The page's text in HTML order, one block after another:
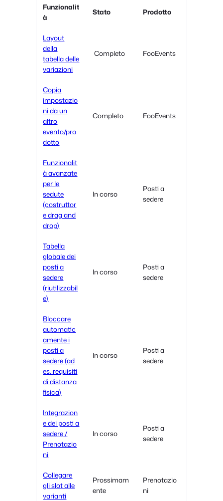
Funzionalit
à
Stato Prodotto
Layout
della
tabella delle
variazioni
Completo FooEvents
Copia
impostazio
ni da un
altro
evento/pro
dotto
Completo FooEvents
Funzionalit
à avanzate
per le
sedute
(costruttor
e drag and
drop)
In corso
Posti a
sedere
Tabella
globale dei
posti a
sedere
(riutilizzabil
e)
In corso
Posti a
sedere
Bloccare
automatic
amente i
posti a
sedere (ad
es. requisiti
di distanza
fisica)
In corso
Posti a
sedere
Integrazion
e dei posti a
sedere /
Prenotazio
ni
In corso
Posti a
sedere
Collegare
gli slot alle
varianti
Prossimam
ente
Prenotazio
ni